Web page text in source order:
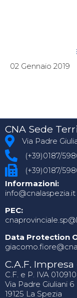
02 Gennaio 2019
CNA Sede
Via Padre
(+39)0187/
(+39)0187/
Informazioni:
info@cnalaspezia.it
PEC:
Data Protection
C.A.F.
C.F. e P. IVA
Via Padre Giuliani 6
19125 La Spezia